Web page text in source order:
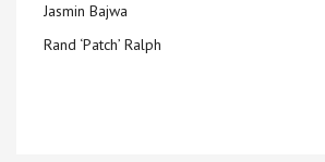
Jasmin Bajwa
Rand ‘Patch’ Ralph